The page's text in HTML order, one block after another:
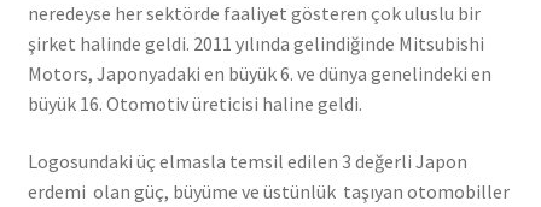
neredeyse her sektörde faaliyet gösteren çok uluslu bir
şirket halinde geldi. 2011 yılında gelindiğinde Mitsubishi
Motors, Japonyadaki en büyük 6. ve dünya genelindeki en
büyük 16. Otomotiv üreticisi haline geldi.
Logosundaki üç elmasla temsil edilen 3 değerli Japon
erdemi olan güç, büyüme ve üstünlük taşıyan otomobiller